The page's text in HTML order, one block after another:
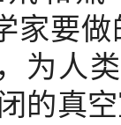
要做
为人
的真